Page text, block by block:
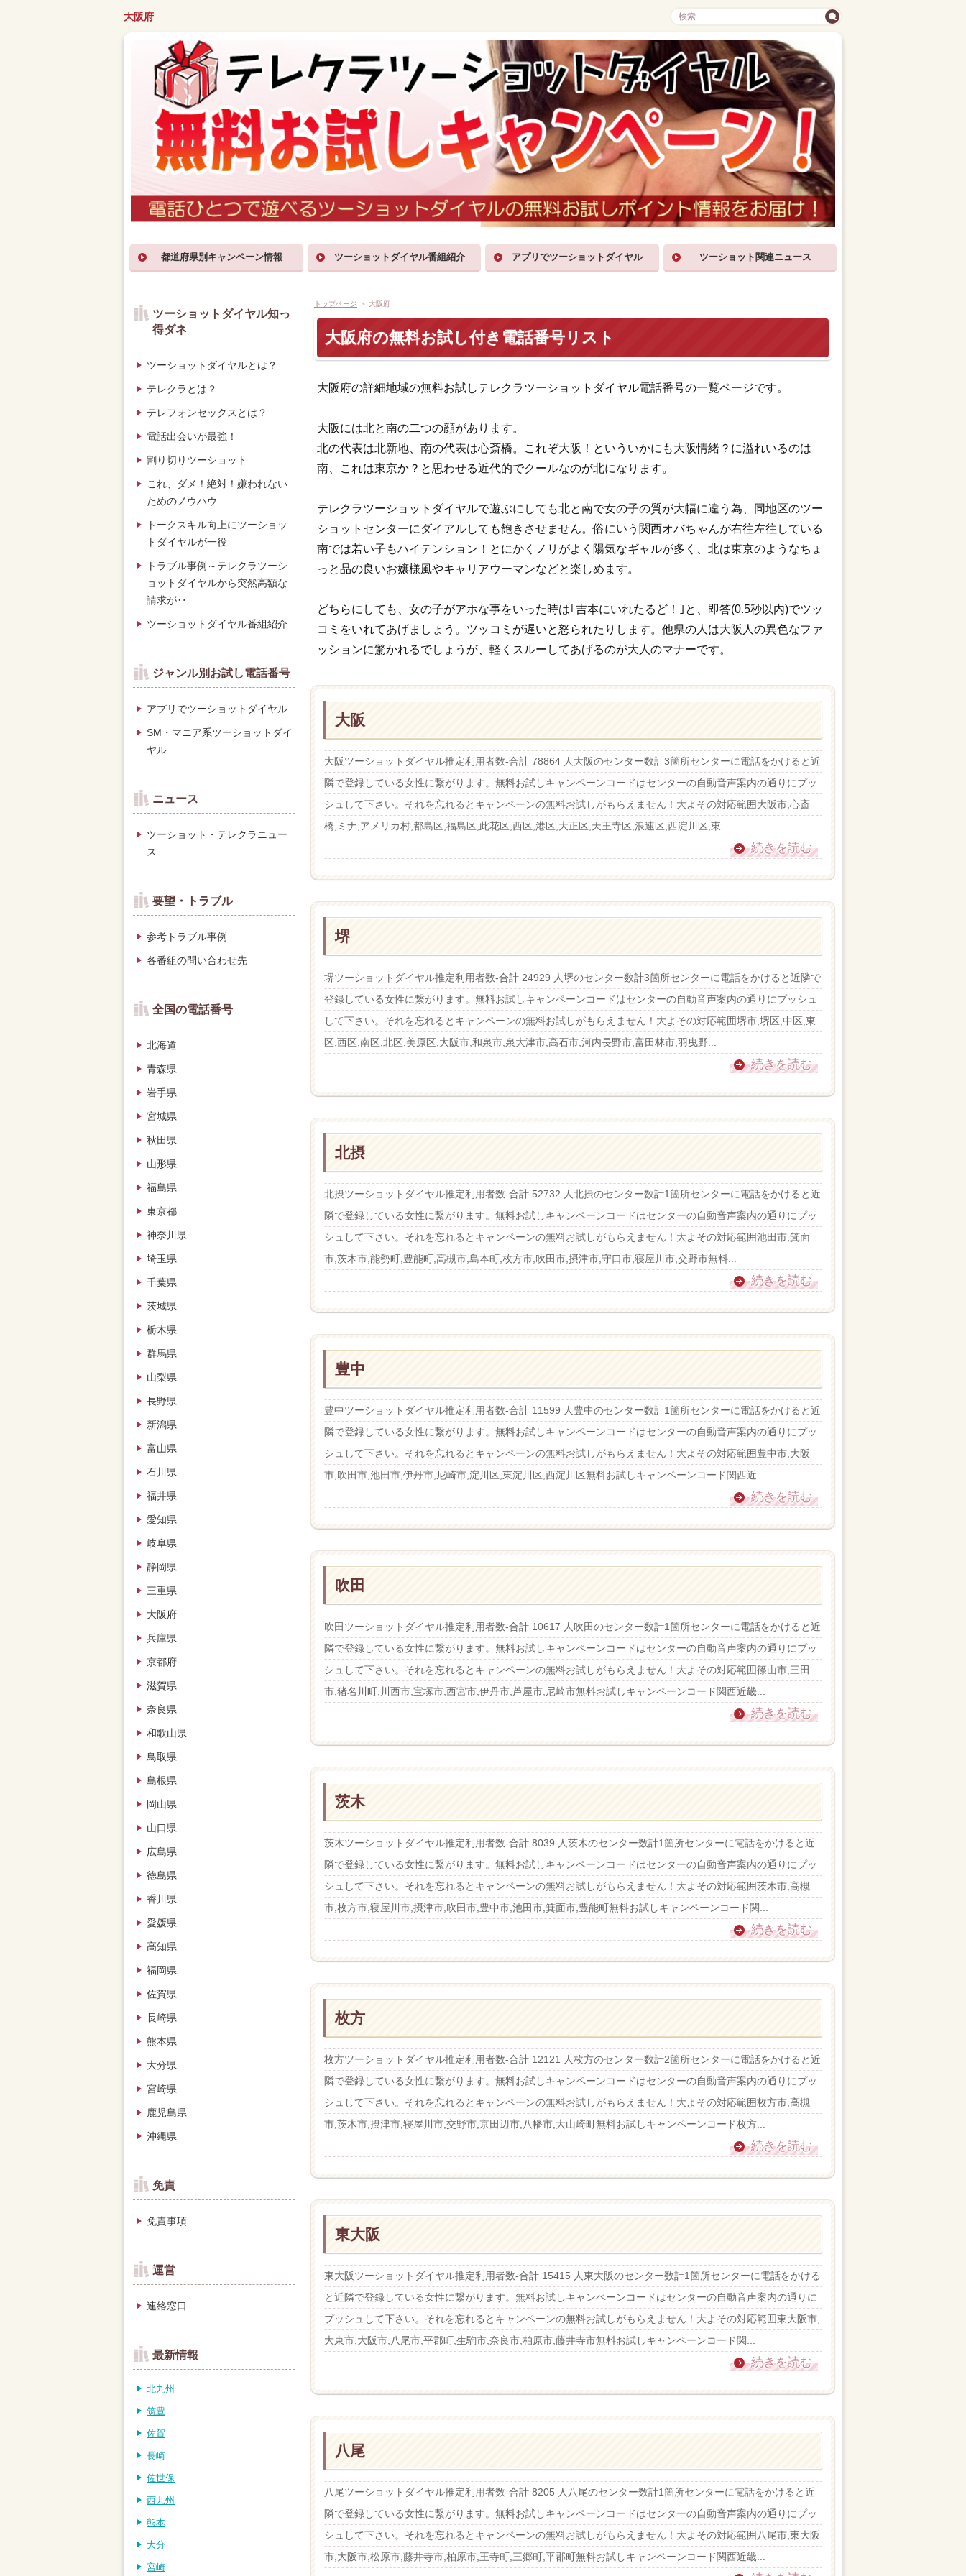
大阪府
都道府県別キャンペーン情報 ツーショットダイヤル番組紹介 アプリでツーショットダイヤル ツーショット関連ニュース
トップページ ＞ 大阪府
大阪府の無料お試し付き電話番号リスト
大阪府の詳細地域の無料お試しテレクラツーショットダイヤル電話番号の一覧ページです。
大阪には北と南の二つの顔があります。
北の代表は北新地、南の代表は心斎橋。これぞ大阪！といういかにも大阪情緒？に溢れいるのは
南、これは東京か？と思わせる近代的でクールなのが北になります。
テレクラツーショットダイヤルで遊ぶにしても北と南で女の子の質が大幅に違う為、同地区のツー
ショットセンターにダイアルしても飽きさせません。俗にいう関西オバちゃんが右往左往している
南では若い子もハイテンション！とにかくノリがよく陽気なギャルが多く、北は東京のようなちょ
っと品の良いお嬢様風やキャリアウーマンなどと楽しめます。
どちらにしても、女の子がアホな事をいった時は｢吉本にいれたるど！｣と、即答(0.5秒以内)でツッ
コミをいれてあげましょう。ツッコミが遅いと怒られたりします。他県の人は大阪人の異色なファ
ッションに驚かれるでしょうが、軽くスルーしてあげるのが大人のマナーです。
大阪
大阪ツーショットダイヤル推定利用者数-合計 78864 人大阪のセンター数計3箇所センターに電話をかけると近
隣で登録している女性に繋がります。無料お試しキャンペーンコードはセンターの自動音声案内の通りにプッ
シュして下さい。それを忘れるとキャンペーンの無料お試しがもらえません！大よその対応範囲大阪市,心斎
橋,ミナ,アメリカ村,都島区,福島区,此花区,西区,港区,大正区,天王寺区,浪速区,西淀川区,東...
続きを読む
堺
堺ツーショットダイヤル推定利用者数-合計 24929 人堺のセンター数計3箇所センターに電話をかけると近隣で
登録している女性に繋がります。無料お試しキャンペーンコードはセンターの自動音声案内の通りにプッシュ
して下さい。それを忘れるとキャンペーンの無料お試しがもらえません！大よその対応範囲堺市,堺区,中区,東
区,西区,南区,北区,美原区,大阪市,和泉市,泉大津市,高石市,河内長野市,富田林市,羽曳野...
続きを読む
北摂
北摂ツーショットダイヤル推定利用者数-合計 52732 人北摂のセンター数計1箇所センターに電話をかけると近
隣で登録している女性に繋がります。無料お試しキャンペーンコードはセンターの自動音声案内の通りにプッ
シュして下さい。それを忘れるとキャンペーンの無料お試しがもらえません！大よその対応範囲池田市,箕面
市,茨木市,能勢町,豊能町,高槻市,島本町,枚方市,吹田市,摂津市,守口市,寝屋川市,交野市無料...
続きを読む
豊中
豊中ツーショットダイヤル推定利用者数-合計 11599 人豊中のセンター数計1箇所センターに電話をかけると近
隣で登録している女性に繋がります。無料お試しキャンペーンコードはセンターの自動音声案内の通りにプッ
シュして下さい。それを忘れるとキャンペーンの無料お試しがもらえません！大よその対応範囲豊中市,大阪
市,吹田市,池田市,伊丹市,尼崎市,淀川区,東淀川区,西淀川区無料お試しキャンペーンコード関西近...
続きを読む
吹田
吹田ツーショットダイヤル推定利用者数-合計 10617 人吹田のセンター数計1箇所センターに電話をかけると近
隣で登録している女性に繋がります。無料お試しキャンペーンコードはセンターの自動音声案内の通りにプッ
シュして下さい。それを忘れるとキャンペーンの無料お試しがもらえません！大よその対応範囲篠山市,三田
市,猪名川町,川西市,宝塚市,西宮市,伊丹市,芦屋市,尼崎市無料お試しキャンペーンコード関西近畿...
続きを読む
茨木
茨木ツーショットダイヤル推定利用者数-合計 8039 人茨木のセンター数計1箇所センターに電話をかけると近
隣で登録している女性に繋がります。無料お試しキャンペーンコードはセンターの自動音声案内の通りにプッ
シュして下さい。それを忘れるとキャンペーンの無料お試しがもらえません！大よその対応範囲茨木市,高槻
市,枚方市,寝屋川市,摂津市,吹田市,豊中市,池田市,箕面市,豊能町無料お試しキャンペーンコード関...
続きを読む
枚方
枚方ツーショットダイヤル推定利用者数-合計 12121 人枚方のセンター数計2箇所センターに電話をかけると近
隣で登録している女性に繋がります。無料お試しキャンペーンコードはセンターの自動音声案内の通りにプッ
シュして下さい。それを忘れるとキャンペーンの無料お試しがもらえません！大よその対応範囲枚方市,高槻
市,茨木市,摂津市,寝屋川市,交野市,京田辺市,八幡市,大山崎町無料お試しキャンペーンコード枚方...
続きを読む
東大阪
東大阪ツーショットダイヤル推定利用者数-合計 15415 人東大阪のセンター数計1箇所センターに電話をかける
と近隣で登録している女性に繋がります。無料お試しキャンペーンコードはセンターの自動音声案内の通りに
プッシュして下さい。それを忘れるとキャンペーンの無料お試しがもらえません！大よその対応範囲東大阪市,
大東市,大阪市,八尾市,平郡町,生駒市,奈良市,柏原市,藤井寺市無料お試しキャンペーンコード関...
続きを読む
八尾
八尾ツーショットダイヤル推定利用者数-合計 8205 人八尾のセンター数計1箇所センターに電話をかけると近
隣で登録している女性に繋がります。無料お試しキャンペーンコードはセンターの自動音声案内の通りにプッ
シュして下さい。それを忘れるとキャンペーンの無料お試しがもらえません！大よその対応範囲八尾市,東大阪
市,大阪市,松原市,藤井寺市,柏原市,王寺町,三郷町,平郡町無料お試しキャンペーンコード関西近畿...
ツーショットダイヤル知っ
得ダネ
ツーショットダイヤルとは？
テレクラとは？
テレフォンセックスとは？
電話出会いが最強！
割り切りツーショット
これ、ダメ！絶対！嫌われない
ためのノウハウ
トークスキル向上にツーショッ
トダイヤルが一役
トラブル事例～テレクラツーシ
ョットダイヤルから突然高額な
請求が‥
ツーショットダイヤル番組紹介
ジャンル別お試し電話番号
アプリでツーショットダイヤル
SM・マニア系ツーショットダイ
ヤル
ニュース
ツーショット・テレクラニュー
ス
要望・トラブル
参考トラブル事例
各番組の問い合わせ先
全国の電話番号
北海道
青森県
岩手県
宮城県
秋田県
山形県
福島県
東京都
神奈川県
埼玉県
千葉県
茨城県
栃木県
群馬県
山梨県
長野県
新潟県
富山県
石川県
福井県
愛知県
岐阜県
静岡県
三重県
大阪府
兵庫県
京都府
滋賀県
奈良県
和歌山県
鳥取県
島根県
岡山県
山口県
広島県
徳島県
香川県
愛媛県
高知県
福岡県
佐賀県
長崎県
熊本県
大分県
宮崎県
鹿児島県
沖縄県
免責
免責事項
運営
連絡窓口
最新情報
北九州
筑豊
佐賀
長崎
佐世保
西九州
熊本
大分
宮崎